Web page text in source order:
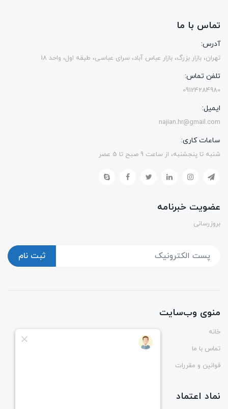
تماس با ما
آدرس:
تهران، بازار بزرگ، بازار عباس آباد، سرای عباسی، طبقه اول، واحد 18
تلفن تماس:
09124284980
ایمیل:
najian.hr@gmail.com
ساعات کاری:
شنبه تا پنجشنبه، از ساعت 9 صبح تا 5 عصر
عضویت خبرنامه
بروزرسانی
ثبت نام
منوی وب‌سایت
خانه
تماس با ما
قوانین و مقررات
نماد اعتماد